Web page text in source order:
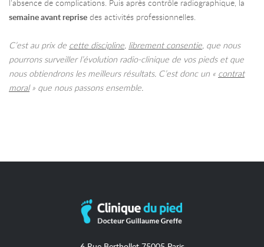
l’absence de complications. Puis après contrôle radiographique, la
semaine avant reprise des activités professionnelles.
C’est au prix de cette discipline, librement consentie, que nous
pourrons surveiller l’évolution radio-clinique de vos pieds et que
nous obtiendrons les meilleurs résultats. C’est donc un « contrat
moral» que nous passons ensemble.